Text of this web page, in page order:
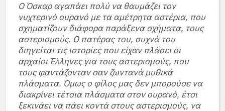
Ο Όσκαρ αγαπάει πολύ να θαυμάζει τον
νυχτερινό ουρανό με τα αμέτρητα αστέρια, που
σχηματίζουν διάφορα παράξενα σχήματα, τους
αστερισμούς. Ο πατέρας του, συχνά του
διηγείται τις ιστορίες που είχαν πλάσει οι
αρχαίοι Έλληνες για τους αστερισμούς, που
τους φαντάζονταν σαν ζωντανά μυθικά
πλάσματα. Όμως ο φίλος μας δεν μπορούσε να
διακρίνει τέτοια πλάσματα στον ουρανό, έτσι
ξεκινάει να πάει κοντά στους αστερισμούς, να